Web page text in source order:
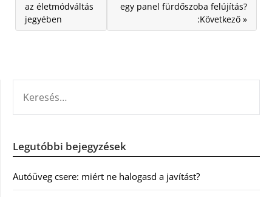
az életmódváltás
jegyében
egy panel fürdőszoba felújítás?
:Következő »
Legutóbbi bejegyzések
Autóüveg csere: miért ne halogasd a javítást?